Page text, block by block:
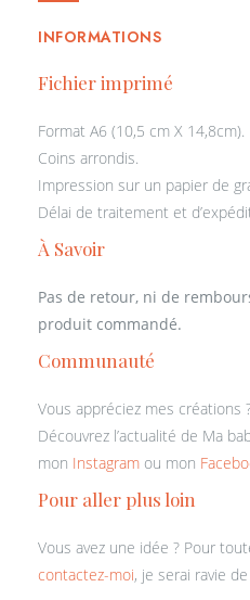
INFORMATIONS
Fichier imprimé
Format A6 (10,5 cm X 14,8cm).
Coins arrondis.
Impression sur un papier de
Délai de traitement et
À Savoir
Pas de retour, ni de
produit commandé.
Communauté
Vous appréciez mes créations
Découvrez l’actualité de Ma
mon Instagram ou mon
Pour aller plus loin
Vous avez une idée ? Pour
contactez-moi, je serai ravie